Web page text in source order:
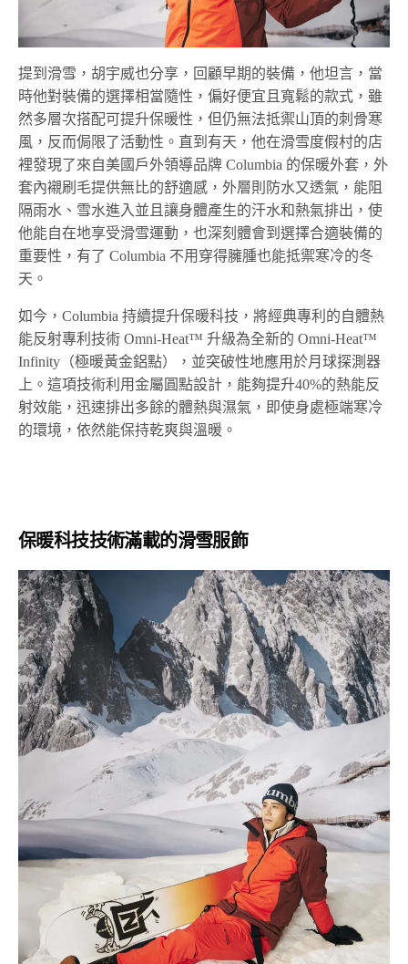
提到滑雪，胡宇威也分享，回顧早期的裝備，他坦言，當
時他對裝備的選擇相當隨性，偏好便宜且寬鬆的款式，雖
然多層次搭配可提升保暖性，但仍無法抵禦山頂的刺骨寒
風，反而侷限了活動性。直到有天，他在滑雪度假村的店
裡發現了來自美國戶外領導品牌 Columbia 的保暖外套，外
套內襯刷毛提供無比的舒適感，外層則防水又透氣，能阻
隔雨水、雪水進入並且讓身體產生的汗水和熱氣排出，使
他能自在地享受滑雪運動，也深刻體會到選擇合適裝備的
重要性，有了 Columbia 不用穿得臃腫也能抵禦寒冷的冬
天。
如今，Columbia 持續提升保暖科技，將經典專利的自體熱
能反射專利技術 Omni-Heat™ 升級為全新的 Omni-Heat™
Infinity（極暖黃金鋁點），並突破性地應用於月球探測器
上。這項技術利用金屬圓點設計，能夠提升40%的熱能反
射效能，迅速排出多餘的體熱與濕氣，即使身處極端寒冷
的環境，依然能保持乾爽與溫暖。
保暖科技技術滿載的滑雪服飾